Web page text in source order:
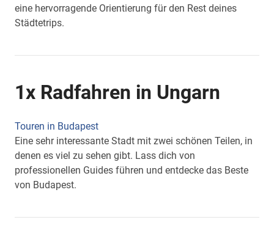
eine hervorragende Orientierung für den Rest deines
Städtetrips.
1x Radfahren in Ungarn
Touren in Budapest
Eine sehr interessante Stadt mit zwei schönen Teilen, in
denen es viel zu sehen gibt. Lass dich von
professionellen Guides führen und entdecke das Beste
von Budapest.